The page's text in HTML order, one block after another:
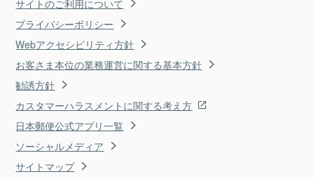
サイトのご利用について
プライバシーポリシー
Webアクセシビリティ方針
お客さま本位の業務運営に関する基本方針
勧誘方針
カスタマーハラスメントに関する考え方
日本郵便公式アプリ一覧
ソーシャルメディア
サイトマップ